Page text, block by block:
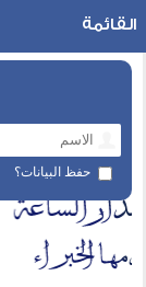
حفظ البيانات؟
القائمة